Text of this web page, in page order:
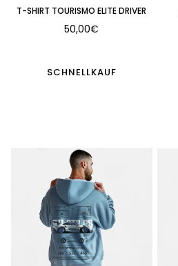
T-SHIRT TOURISMO ELITE DRIVER
Normaler
50,00€
SCHNELLKAUF